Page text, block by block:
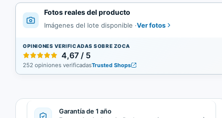
Fotos reales del producto
Imágenes del lote disponible ·Ver fotos
OPINIONES VERIFICADAS SOBRE ZOCA
4,67 / 5
252 opiniones verificadasTrusted Shops
Garantía de 1 año